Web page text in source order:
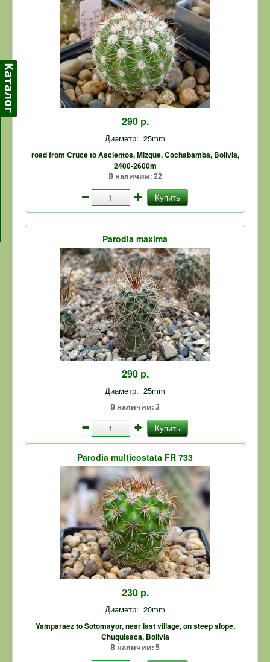
290 р.
Диаметр: 25mm
road from Cruce to Ascientos, Mizque, Cochabamba, Bolivia,
2400-2600m
В наличии:22
Купить
Parodia maxima
290 р.
Диаметр: 25mm
В наличии:3
Купить
Parodia multicostata FR 733
230 р.
Диаметр: 20mm
Yamparaez to Sotomayor, near last village, on steep slope,
Chuquisaca, Bolivia
В наличии:5